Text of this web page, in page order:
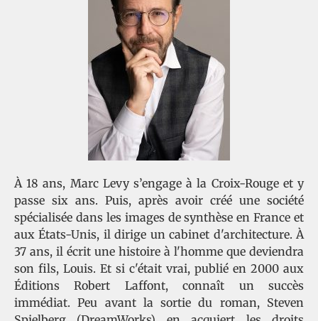
À 18 ans, Marc Levy s’engage à la Croix-Rouge et y
passe six ans. Puis, après avoir créé une société
spécialisée dans les images de synthèse en France et
aux États-Unis, il dirige un cabinet d'architecture. À
37 ans, il écrit une histoire à l'homme que deviendra
son fils, Louis. Et si c'était vrai, publié en 2000 aux
Éditions Robert Laffont, connaît un succès
immédiat. Peu avant la sortie du roman, Steven